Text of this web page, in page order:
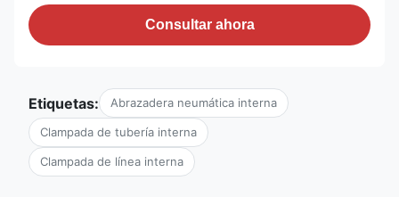
Consultar ahora
Etiquetas: Abrazadera neumática interna
Clampada de tubería interna
Clampada de línea interna